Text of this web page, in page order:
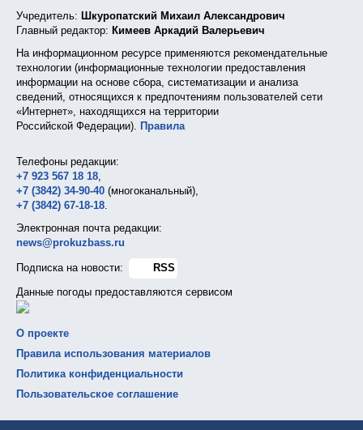
Учредитель: Шкуропатский Михаил Александрович
Главный редактор: Кимеев Аркадий Валерьевич
На информационном ресурсе применяются рекомендательные
технологии (информационные технологии предоставления
информации на основе сбора, систематизации и анализа
сведений, относящихся к предпочтениям пользователей сети
«Интернет», находящихся на территории
Российской Федерации). Правила
Телефоны редакции:
+7 923 567 18 18
+7 (3842) 34-90-40 (многоканальный),
+7 (3842) 67-18-18
Электронная почта редакции:
news@prokuzbass.ru
Подписка на новости:
RSS
Данные погоды предоставляются сервисом
О проекте
Правила использования материалов
Политика конфиденциальности
Пользовательское соглашение